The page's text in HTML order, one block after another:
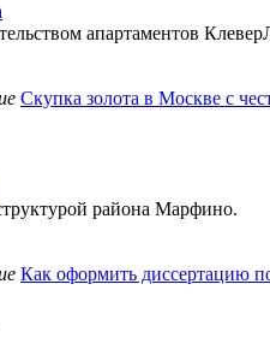
апартаментов
Скупка золота в Москве с
района Марфино.
Как оформить диссертацию